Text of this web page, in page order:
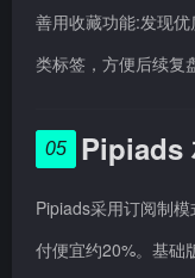
善用收藏功能:发现
类标签，方便后续复
05 Pipiads
Pipiads采用订阅制
付便宜约20%。基础